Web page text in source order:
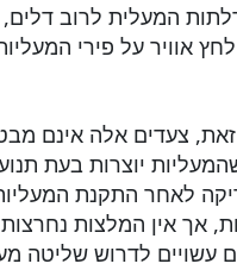
המעלית לרוב דלים,
על פירי
צעדים אלה אינם
יוצרות בעת
לאחר התקנת